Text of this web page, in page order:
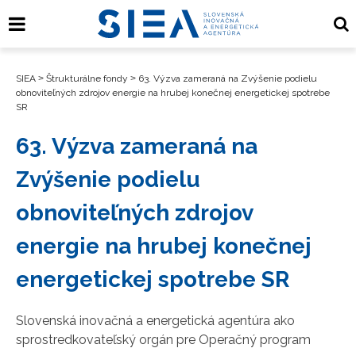
SIEA > Štrukturálne fondy > 63. Výzva zameraná na Zvýšenie podielu
obnoviteľných zdrojov energie na hrubej konečnej energetickej spotrebe
SR
63. Výzva zameraná na
Zvýšenie podielu
obnoviteľných zdrojov
energie na hrubej konečnej
energetickej spotrebe SR
Slovenská inovačná a energetická agentúra ako
sprostredkovateľský orgán pre Operačný program